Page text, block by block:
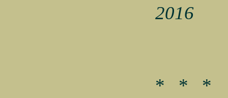
2016
* *
*